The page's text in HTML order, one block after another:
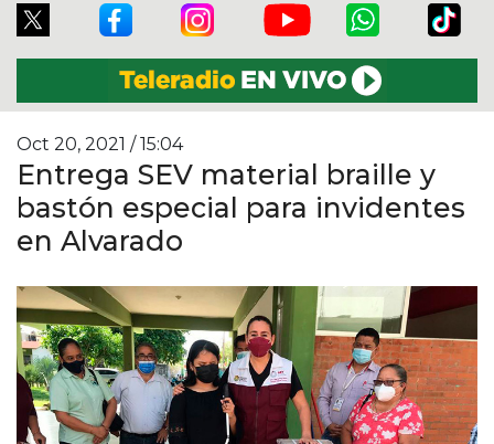
Oct 20, 2021 / 15:04
Entrega SEV material braille y
bastón especial para invidentes
en Alvarado